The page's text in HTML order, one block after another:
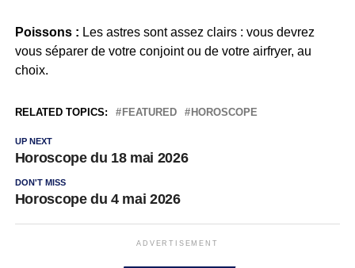
Poissons : Les astres sont assez clairs : vous devrez
vous séparer de votre conjoint ou de votre airfryer, au
choix.
RELATED TOPICS: FEATURED HOROSCOPE
UP NEXT
Horoscope du 18 mai 2026
DON'T MISS
Horoscope du 4 mai 2026
ADVERTISEMENT